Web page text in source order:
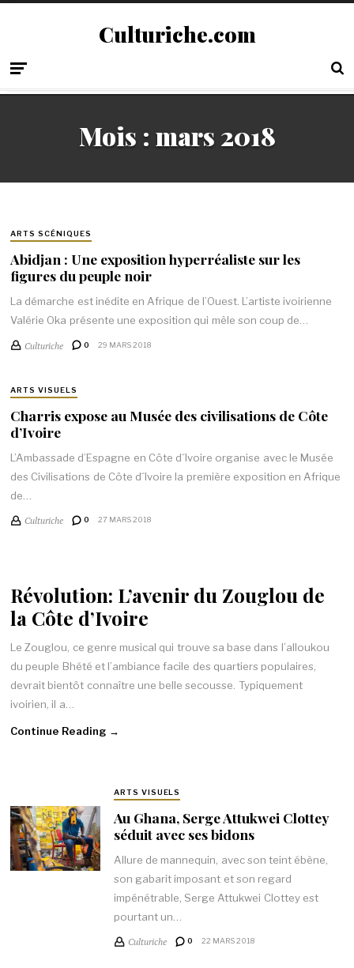
Culturiche.com
Mois : mars 2018
ARTS SCÉNIQUES
Abidjan : Une exposition hyperréaliste sur les
figures du peuple noir
La démarche est inédite en Afrique de l’Ouest. L’artiste ivoirienne
Valérie Oka présente une exposition qui mêle son coup de…
Culturiche 0 29 MARS 2018
ARTS VISUELS
Charris expose au Musée des civilisations de Côte
d’Ivoire
L’Ambassade d’Espagne en Côte d´Ivoire organise avec le Musée
des Civilisations de Côte d´Ivoire la première exposition en Afrique
de…
Culturiche 0 27 MARS 2018
Révolution: L’avenir du Zouglou de
la Côte d’Ivoire
Le Zouglou, ce genre musical qui trouve sa base dans l’alloukou
du peuple Bhété et l’ambiance facile des quartiers populaires,
devrait bientôt connaître une belle secousse. Typiquement
ivoirien, il a…
Continue Reading →
ARTS VISUELS
Au Ghana, Serge Attukwei Clottey
séduit avec ses bidons
Allure de mannequin, avec son teint ébène,
son gabarit imposant et son regard
impénétrable, Serge Attukwei Clottey est
pourtant un…
Culturiche 0 22 MARS 2018